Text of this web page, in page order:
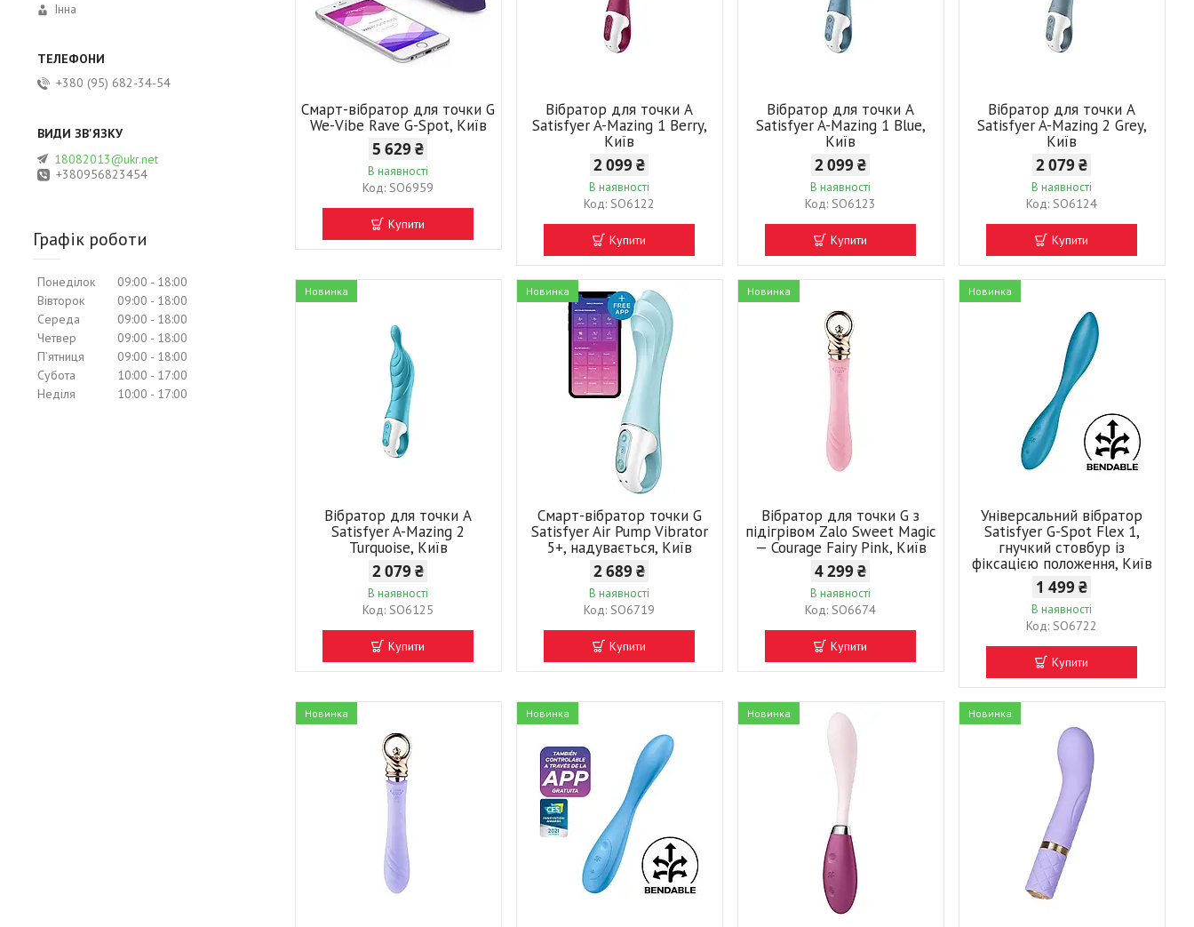
Смарт-вібратор для точки G
We-Vibe Rave G-Spot, Київ
5 629 ₴
В наявності
SO6959
Купити
Вібратор для точки А
Satisfyer A-Mazing 1 Berry,
Київ
2 099 ₴
В наявності
SO6122
Купити
Вібратор для точки А
Satisfyer A-Mazing 1 Blue,
Київ
2 099 ₴
В наявності
SO6123
Купити
Вібратор для точки А
Satisfyer A-Mazing 2 Grey,
Київ
2 079 ₴
В наявності
SO6124
Купити
Новинка
Вібратор для точки А
Satisfyer A-Mazing 2
Turquoise, Київ
2 079 ₴
В наявності
SO6125
Купити
Новинка
Смарт-вібратор точки G
Satisfyer Air Pump Vibrator
5+, надувається, Київ
2 689 ₴
В наявності
SO6719
Купити
Новинка
Вібратор для точки G з
підігрівом Zalo Sweet Magic
— Courage Fairy Pink, Київ
4 299 ₴
В наявності
SO6674
Купити
Новинка
Універсальний вібратор
Satisfyer G-Spot Flex 1,
гнучкий стовбур із
фіксацією положення, Київ
1 499 ₴
В наявності
SO6722
Купити
Новинка Новинка Новинка Новинка
Інна
+380 (95) 682-34-54
18082013@ukr.net
+380956823454
Графік роботи
Понеділок 09:00
18:00
Вівторок
09:00
18:00
Середа
09:00
18:00
Четвер
09:00
18:00
Пʼятниця
09:00
18:00
Субота
10:00
17:00
Неділя
10:00 17:00